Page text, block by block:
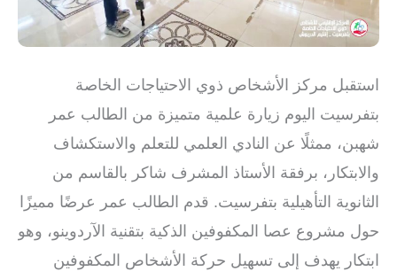
استقبل مركز الأشخاص ذوي الاحتياجات الخاصة
بتفرسيت اليوم زيارة علمية متميزة من الطالب عمر
شهبن، ممثلًا عن النادي العلمي للتعلم والاستكشاف
والابتكار، برفقة الأستاذ المشرف شاكر بالقاسم من
الثانوية التأهيلية بتفرسيت. قدم الطالب عمر عرضًا مميزًا
حول مشروع عصا المكفوفين الذكية بتقنية الآردوينو، وهو
ابتكار يهدف إلى تسهيل حركة الأشخاص المكفوفين